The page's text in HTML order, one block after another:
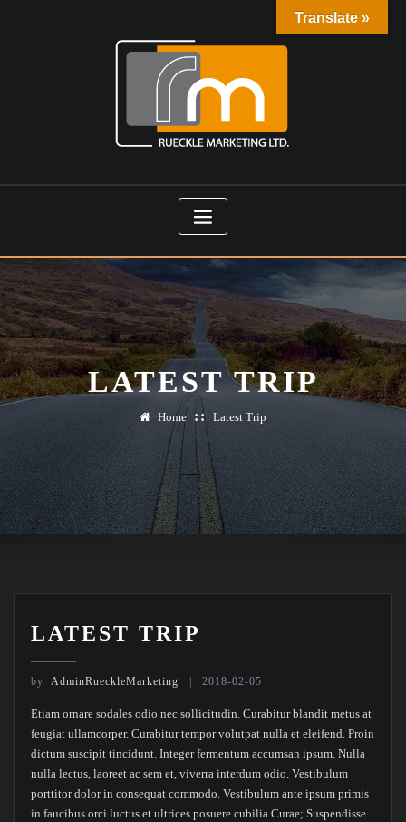
LATEST TRIP
Home Latest Trip
LATEST TRIP
by AdminRueckleMarketing 2018-02-05
Etiam ornare sodales odio nec sollicitudin. Curabitur blandit metus at
feugiat ullamcorper. Curabitur tempor volutpat nulla et eleifend. Proin
dictum suscipit tincidunt. Integer fermentum accumsan ipsum. Nulla
nulla lectus, laoreet ac sem et, viverra interdum odio. Vestibulum
porttitor dolor in consequat commodo. Vestibulum ante ipsum primis
in faucibus orci luctus et ultrices posuere cubilia Curae; Suspendisse
Translate »